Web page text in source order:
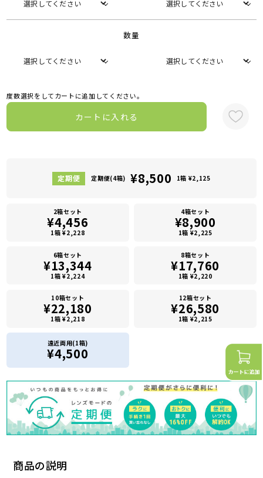
商品の説明
数量
度数選択をしてカートに追加してください。
カートに入れる
定期便(4箱) ¥8,500 1箱 ¥2,125
2箱セット
¥4,456
1箱 ¥2,228
4箱セット
¥8,900
1箱 ¥2,225
6箱セット
¥13,344
1箱 ¥2,224
8箱セット
¥17,760
1箱 ¥2,220
10箱セット
¥22,180
1箱 ¥2,218
12箱セット
¥26,580
1箱 ¥2,215
遠近両用(1箱)
¥4,500